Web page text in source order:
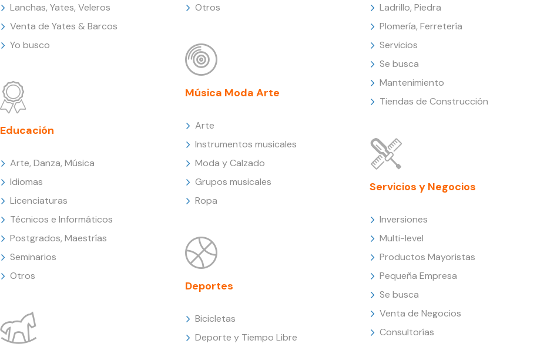
Lanchas, Yates, Veleros
Venta de Yates & Barcos
Yo busco
Educación
Arte, Danza, Música
Idiomas
Licenciaturas
Técnicos e Informáticos
Postgrados, Maestrías
Seminarios
Otros
Otros
Música Moda Arte
Arte
Instrumentos musicales
Moda y Calzado
Grupos musicales
Ropa
Deportes
Bicicletas
Deporte y Tiempo Libre
Ladrillo, Piedra
Plomería, Ferretería
Servicios
Se busca
Mantenimiento
Tiendas de Construcción
Servicios y Negocios
Inversiones
Multi-level
Productos Mayoristas
Pequeña Empresa
Se busca
Venta de Negocios
Consultorías